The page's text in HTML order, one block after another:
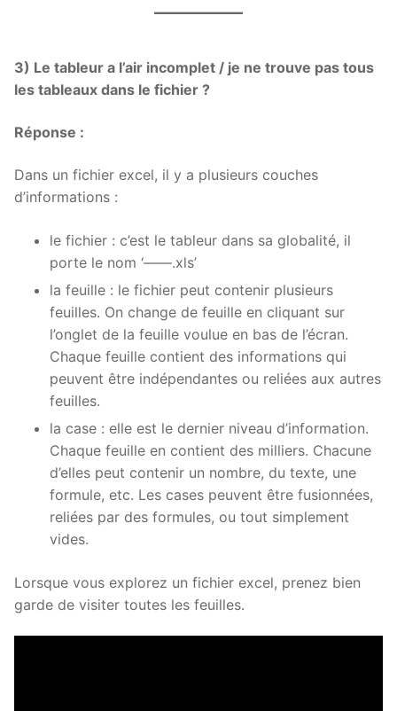
3) Le tableur a l’air incomplet / je ne trouve pas tous
les tableaux dans le fichier ?
Réponse :
Dans un fichier excel, il y a plusieurs couches
d’informations :
le fichier : c’est le tableur dans sa globalité, il
porte le nom ‘——.xls’
la feuille : le fichier peut contenir plusieurs
feuilles. On change de feuille en cliquant sur
l’onglet de la feuille voulue en bas de l’écran.
Chaque feuille contient des informations qui
peuvent être indépendantes ou reliées aux autres
feuilles.
la case : elle est le dernier niveau d’information.
Chaque feuille en contient des milliers. Chacune
d’elles peut contenir un nombre, du texte, une
formule, etc. Les cases peuvent être fusionnées,
reliées par des formules, ou tout simplement
vides.
Lorsque vous explorez un fichier excel, prenez bien
garde de visiter toutes les feuilles.